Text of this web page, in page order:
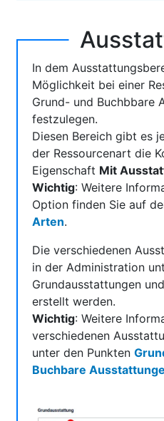
In dem
Möglichkeit bei einer
Grund- und Buchbbare
festzulegen.
Diesen Bereich gibt es
der Ressourcenart die
Eigenschaft Mit
Wichtig: Weitere
Option finden Sie auf
Arten.
Die verschiedenen
in der Administration
Grundausstattungen
erstellt werden.
Wichtig: Weitere
verschiedenen
unter den Punkten
Buchbare